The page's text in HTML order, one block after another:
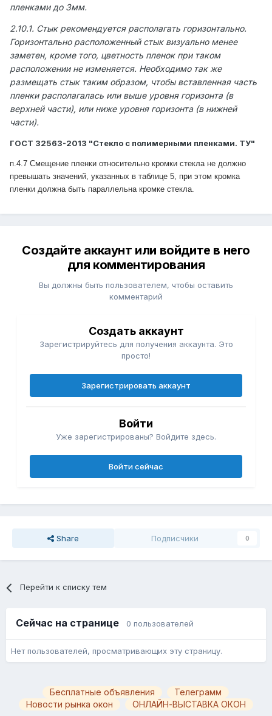
пленками до 3мм.
2.10.1. Стык рекомендуется располагать горизонтально.
Горизонтально расположенный стык визуально менее
заметен, кроме того, цветность пленок при таком
расположении не изменяется. Необходимо так же
размещать стык таким образом, чтобы вставленная часть
пленки располагалась или выше уровня горизонта (в
верхней части), или ниже уровня горизонта (в нижней
части).
ГОСТ 32563-2013 "Стекло с полимерными пленками. ТУ"
п.4.7 Смещение пленки относительно кромки стекла не должно
превышать значений, указанных в таблице 5, при этом кромка
пленки должна быть параллельна кромке стекла.
Создайте аккаунт или войдите в него
для комментирования
Вы должны быть пользователем, чтобы оставить
комментарий
Создать аккаунт
Зарегистрируйтесь для получения аккаунта. Это
просто!
Зарегистрировать аккаунт
Войти
Уже зарегистрированы? Войдите здесь.
Войти сейчас
Share Подписчики 0
Перейти к списку тем
Сейчас на странице 0 пользователей
Нет пользователей, просматривающих эту страницу.
Бесплатные объявления
Телеграмм
Новости рынка окон
ОНЛАЙН-ВЫСТАВКА ОКОН